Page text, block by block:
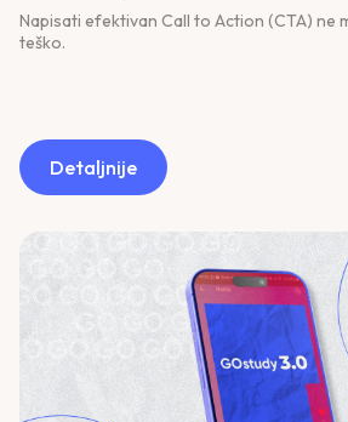
Napisati efektivan Call to Action (CTA) ne
teško.
Detaljnije